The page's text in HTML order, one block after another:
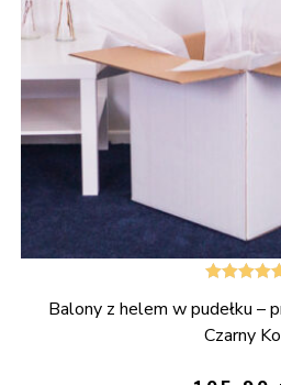
5.00na 5
Balony z helem w pudełku –
Czarny